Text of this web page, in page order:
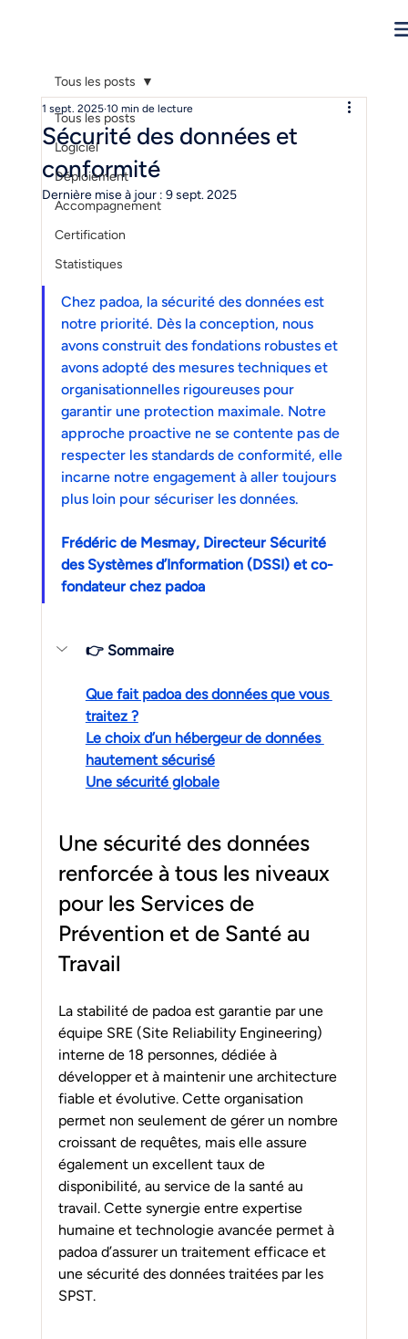
Tous les posts
Logiciel
Déploiement
Accompagnement
Certification
Statistiques
Tous les posts
Sécurité des données et
conformité
1 sept. 2025 10 min de lecture
Dernière mise à jour : 9 sept. 2025
Chez padoa, la sécurité des données est
notre priorité. Dès la conception, nous
avons construit des fondations robustes et
avons adopté des mesures techniques et
organisationnelles rigoureuses pour
garantir une protection maximale. Notre
approche proactive ne se contente pas de
respecter les standards de conformité, elle
incarne notre engagement à aller toujours
plus loin pour sécuriser les données.
Frédéric de Mesmay, Directeur Sécurité
des Systèmes d’Information (DSSI) et co-
fondateur chez padoa
👉 Sommaire
Que fait padoa des données que vous
traitez ?
Le choix d’un hébergeur de données
hautement sécurisé
Une sécurité globale
Une sécurité des données
renforcée à tous les niveaux
pour les Services de
Prévention et de Santé au
Travail
La stabilité de padoa est garantie par une
équipe SRE (Site Reliability Engineering)
interne de 18 personnes, dédiée à
développer et à maintenir une architecture
fiable et évolutive. Cette organisation
permet non seulement de gérer un nombre
croissant de requêtes, mais elle assure
également un excellent taux de
disponibilité, au service de la santé au
travail. Cette synergie entre expertise
humaine et technologie avancée permet à
padoa d’assurer un traitement efficace et
une sécurité des données traitées par les
SPST.